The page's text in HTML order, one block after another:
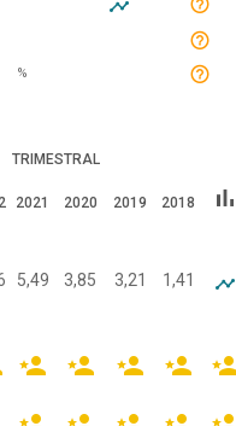
%
TRIMESTRAL
2021 2020 2019 2018
5,49 3,85 3,21 1,41